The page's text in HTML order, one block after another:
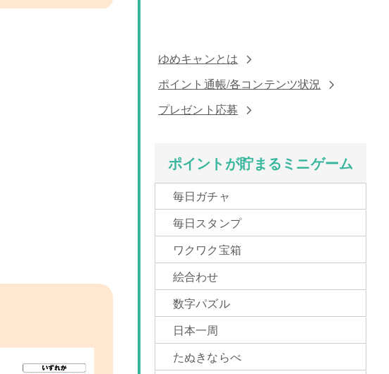
ゆめキャンとは
ポイント通帳/各コンテンツ状況
プレゼント応募
ポイントが貯まるミニゲーム
毎日ガチャ
毎日スタンプ
ワクワク宝箱
絵合わせ
数字パズル
日本一周
たぬきならべ